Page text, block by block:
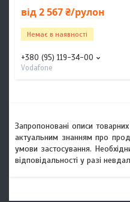
від 2 567 ₴/рулон
Немає в наявності
+380 (95) 119-34-00
Vodafone
Запропоновані описи
актуальним знанням про
умови застосування.
відповідальності у разі